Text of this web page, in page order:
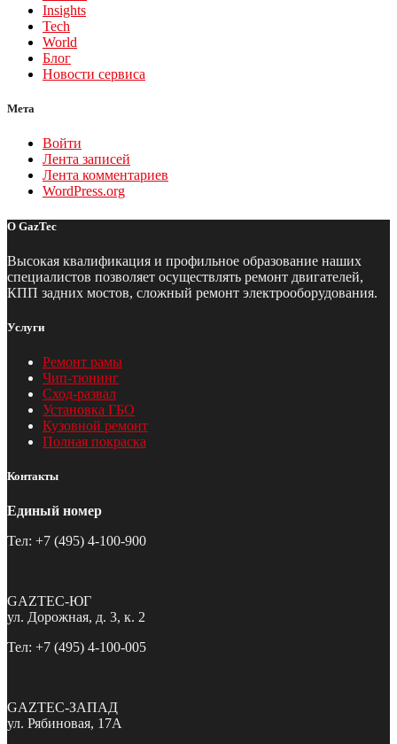
Insights
Tech
World
Блог
Новости сервиса
Мета
Войти
Лента записей
Лента комментариев
WordPress.org
О GazTec
Высокая квалификация и профильное образование наших
специалистов позволяет осуществлять ремонт двигателей,
КПП задних мостов, сложный ремонт электрооборудования.
Услуги
Ремонт рамы
Чип-тюнинг
Сход-развал
Установка ГБО
Кузовной ремонт
Полная покраска
Контакты
Единый номер
Тел: +7 (495) 4-100-900
GAZTEC-ЮГ
ул. Дорожная, д. 3, к. 2
Тел: +7 (495) 4-100-005
GAZTEC-ЗАПАД
ул. Рябиновая, 17А